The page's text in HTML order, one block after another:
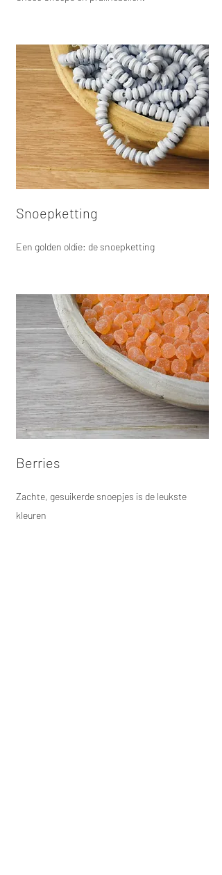
Snoepketting
Een golden oldie: de snoepketting
Berries
Zachte, gesuikerde snoepjes is de leukste
kleuren